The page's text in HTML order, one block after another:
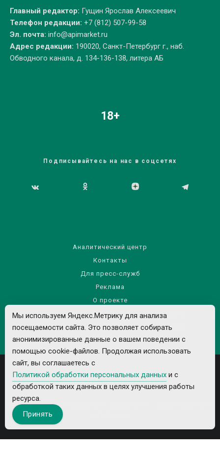
Главный редактор: Гущин Ярослав Алексеевич
Телефон редакции: +7 (812) 507-99-58
Эл. почта: info@apimarket.ru
Адрес редакции: 190020, Санкт-Петербург г., наб.
Обводного канала, д. 134-136-138, литера АБ
18+
Подписывайтесь на нас в соцсетях
Аналитический центр
Контакты
Для пресс-служб
Реклама
О проекте
Правила использования материалов сайта
Политика обработки персональных данных
Все рекламируемые товары и услуги имеют необходимые лицензии и
Мы используем Яндекс.Метрику для анализа
посещаемости сайта. Это позволяет собирать
анонимизированные данные о вашем поведении с
помощью cookie-файлов. Продолжая использовать
сайт, вы соглашаетесь с
Политикой обработки персональных данных и с
обработкой таких данных в целях улучшения работы
ресурса.
Принять